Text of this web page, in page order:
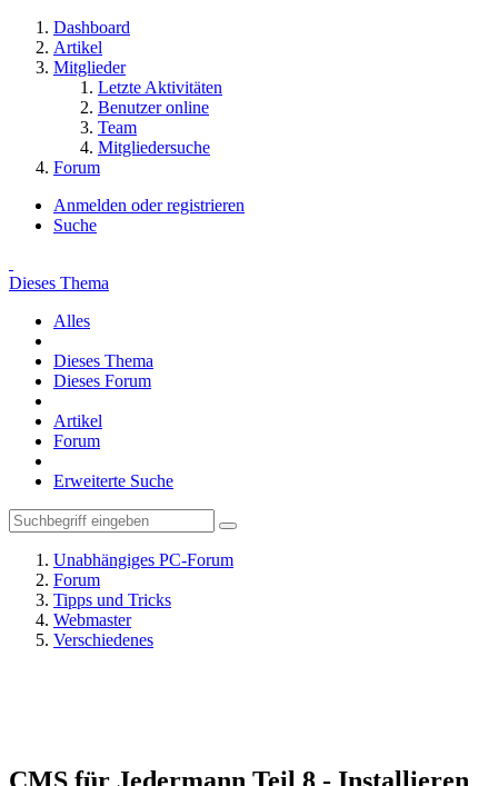
Dashboard
Artikel
Mitglieder
Letzte Aktivitäten
Benutzer online
Team
Mitgliedersuche
Forum
Anmelden oder registrieren
Suche
Dieses Thema
Alles
Dieses Thema
Dieses Forum
Artikel
Forum
Erweiterte Suche
Unabhängiges PC-Forum
Forum
Tipps und Tricks
Webmaster
Verschiedenes